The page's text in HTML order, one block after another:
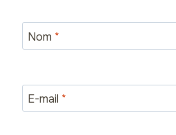
Nom *
E-mail *